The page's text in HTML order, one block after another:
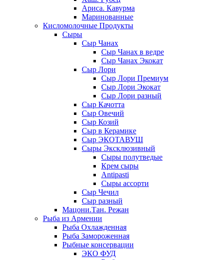
Ариса. Кавурма
Маринованные
Кисломолочные Продукты
Сыры
Сыр Чанах
Сыр Чанах в ведре
Сыр Чанах Экокат
Сыр Лори
Сыр Лори Премиум
Сыр Лори Экокат
Сыр Лори разный
Сыр Качотта
Сыр Овечий
Сыр Козий
Сыр в Керамике
Сыр ЭКОТАВУШ
Сыры Эксклюзивный
Сыры полутведые
Крем сыры
Antipasti
Сыры ассорти
Сыр Чечил
Сыр разный
Мацони.Тан. Режан
Рыба из Армении
Рыба Охлажденная
Рыба Замороженная
Рыбные консервации
ЭКО ФУД